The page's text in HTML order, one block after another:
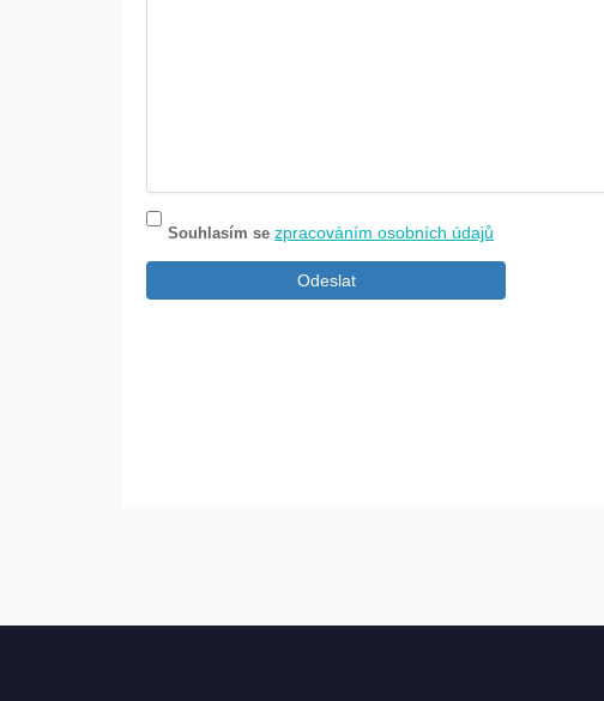
Souhlasím se zpracováním osobních údajů
Odeslat